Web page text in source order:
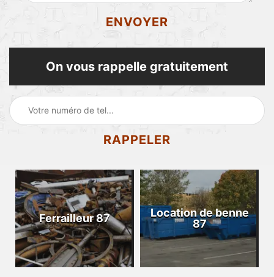
On vous rappelle gratuitement
Ferrailleur 87
Location de benne
87